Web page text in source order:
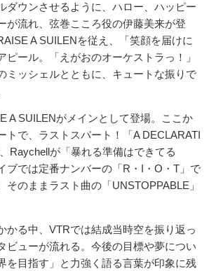
ウンさせるように、ハロー、ハッピー
が流れ、弦巻こころ役の伊藤美来が登
A SUILENを従え、「笑顔を届けに
ピール。「えがおのオーケストラっ！」
ミッシェルとともに、キュートな振りで
A SUILENがメインとして登場。ここか
トで、ラストスパート！「A DECLARATI
Raychellが「暴れる準備はできてる
ブでは定番ナンバーの「R・I・O・T」で
そのままラスト曲の「UNSTOPPABLE」
る中、VTRでは結成当時空を振り返っ
ビューが流れる。今後の目標や夢につい
を目指す」と力強く語る言葉が印象に残